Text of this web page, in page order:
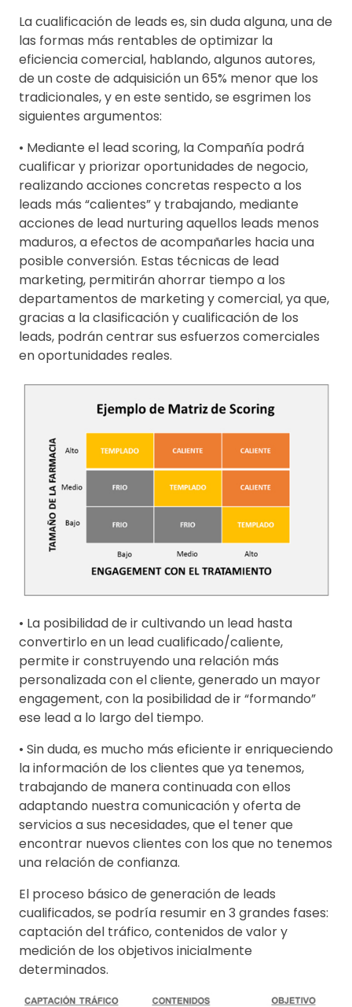
La cualificación de leads es, sin duda alguna, una de
las formas más rentables de optimizar la
eficiencia comercial, hablando, algunos autores,
de un coste de adquisición un 65% menor que los
tradicionales, y en este sentido, se esgrimen los
siguientes argumentos:
• Mediante el lead scoring, la Compañía podrá
cualificar y priorizar oportunidades de negocio,
realizando acciones concretas respecto a los
leads más “calientes” y trabajando, mediante
acciones de lead nurturing aquellos leads menos
maduros, a efectos de acompañarles hacia una
posible conversión. Estas técnicas de lead
marketing, permitirán ahorrar tiempo a los
departamentos de marketing y comercial, ya que,
gracias a la clasificación y cualificación de los
leads, podrán centrar sus esfuerzos comerciales
en oportunidades reales.
• La posibilidad de ir cultivando un lead hasta
convertirlo en un lead cualificado/caliente,
permite ir construyendo una relación más
personalizada con el cliente, generado un mayor
engagement, con la posibilidad de ir “formando”
ese lead a lo largo del tiempo.
• Sin duda, es mucho más eficiente ir enriqueciendo
la información de los clientes que ya tenemos,
trabajando de manera continuada con ellos
adaptando nuestra comunicación y oferta de
servicios a sus necesidades, que el tener que
encontrar nuevos clientes con los que no tenemos
una relación de confianza.
El proceso básico de generación de leads
cualificados, se podría resumir en 3 grandes fases:
captación del tráfico, contenidos de valor y
medición de los objetivos inicialmente
determinados.